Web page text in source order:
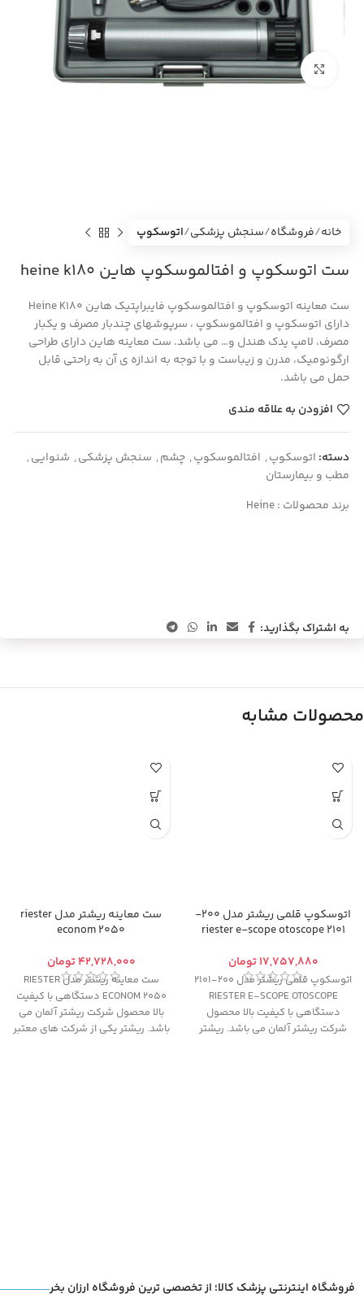
بزرگنمایی تصویر
خانه فروشگاه سنجش پزشکی اتوسکوپ
ست اتوسکوپ و افتالموسکوپ هاین heine k180
ست معاینه اتوسکوپ و افتالموسکوپ فایبراپتیک هاین Heine K180
دارای اتوسکوپ و افتالموسکوپ ، سرپوشهای چندبار مصرف و یکبار
مصرف، لامپ یدک هندل و… می باشد. ست معاینه هاین دارای طراحی
ارگونومیک، مدرن و زیباست و با توجه به اندازه ی آن به راحتی قابل
حمل می باشد.
افزودن به علاقه مندی
دسته: اتوسکوپ, افتالموسکوپ, چشم, سنجش پزشکی, شنوایی,
مطب و بیمارستان
برند محصولات :Heine
به اشتراک بگذارید:
محصولات مشابه
اتوسکوپ قلمی ریشتر مدل 200-
2101 riester e-scope otoscope
تومان
اتوسکوپ قلمی ریشتر مدل 200-2101
RIESTER E-SCOPE OTOSCOPE
دستگاهی با کیفیت بالا محصول
شرکت ریشتر آلمان می باشد. ریشتر
ست معاینه ریشتر مدل riester
econom 2050
تومان
ست معاینه ریشتر مدل RIESTER
ECONOM 2050 دستگاهی با کیفیت
بالا محصول شرکت ریشتر آلمان می
باشد. ریشتر یکی از شرکت های معتبر
فروشگاه اینترنتی پزشک کالا؛ از تخصصی ترین فروشگاه ارزان بخر